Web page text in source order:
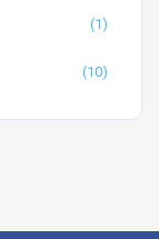
(1)
(10)